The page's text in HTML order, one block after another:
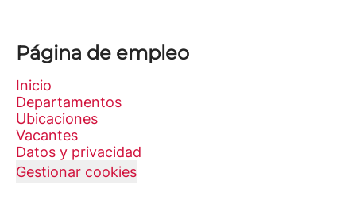
Página de empleo
Inicio
Departamentos
Ubicaciones
Vacantes
Datos y privacidad
Gestionar cookies